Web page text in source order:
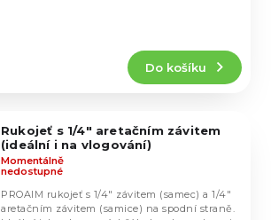
Do košíku
Rukojeť s 1/4" aretačním závitem
(ideální i na vlogování)
Momentálně
nedostupné
PROAIM rukojeť s 1/4" závitem (samec) a 1/4"
aretačním závitem (samice) na spodní straně.